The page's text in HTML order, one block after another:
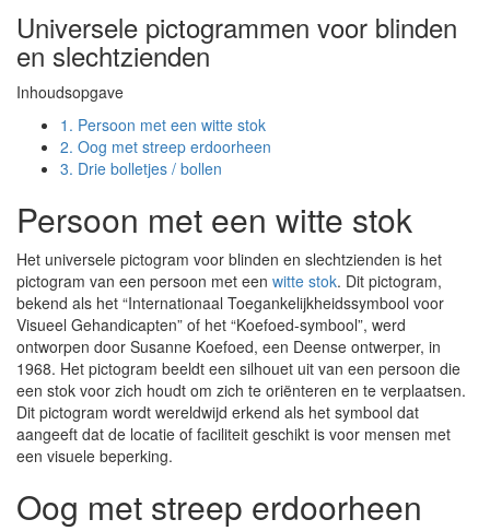
Organisaties
Spring
Social
media
Universele pictogrammen voor blinden
en slechtzienden
Inhoudsopgave
1. Persoon met een witte stok
2. Oog met streep erdoorheen
3. Drie bolletjes / bollen
Persoon met een witte stok
Het universele pictogram voor blinden en slechtzienden is het
pictogram van een persoon met een witte stok. Dit pictogram,
bekend als het “Internationaal Toegankelijkheidssymbool voor
Visueel Gehandicapten” of het “Koefoed-symbool”, werd
ontworpen door Susanne Koefoed, een Deense ontwerper, in
1968. Het pictogram beeldt een silhouet uit van een persoon die
een stok voor zich houdt om zich te oriënteren en te verplaatsen.
Dit pictogram wordt wereldwijd erkend als het symbool dat
aangeeft dat de locatie of faciliteit geschikt is voor mensen met
een visuele beperking.
Oog met streep erdoorheen